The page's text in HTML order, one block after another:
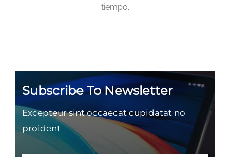
tiempo.
Subscribe To Newsletter
Excepteur sint occaecat cupidatat no
proident